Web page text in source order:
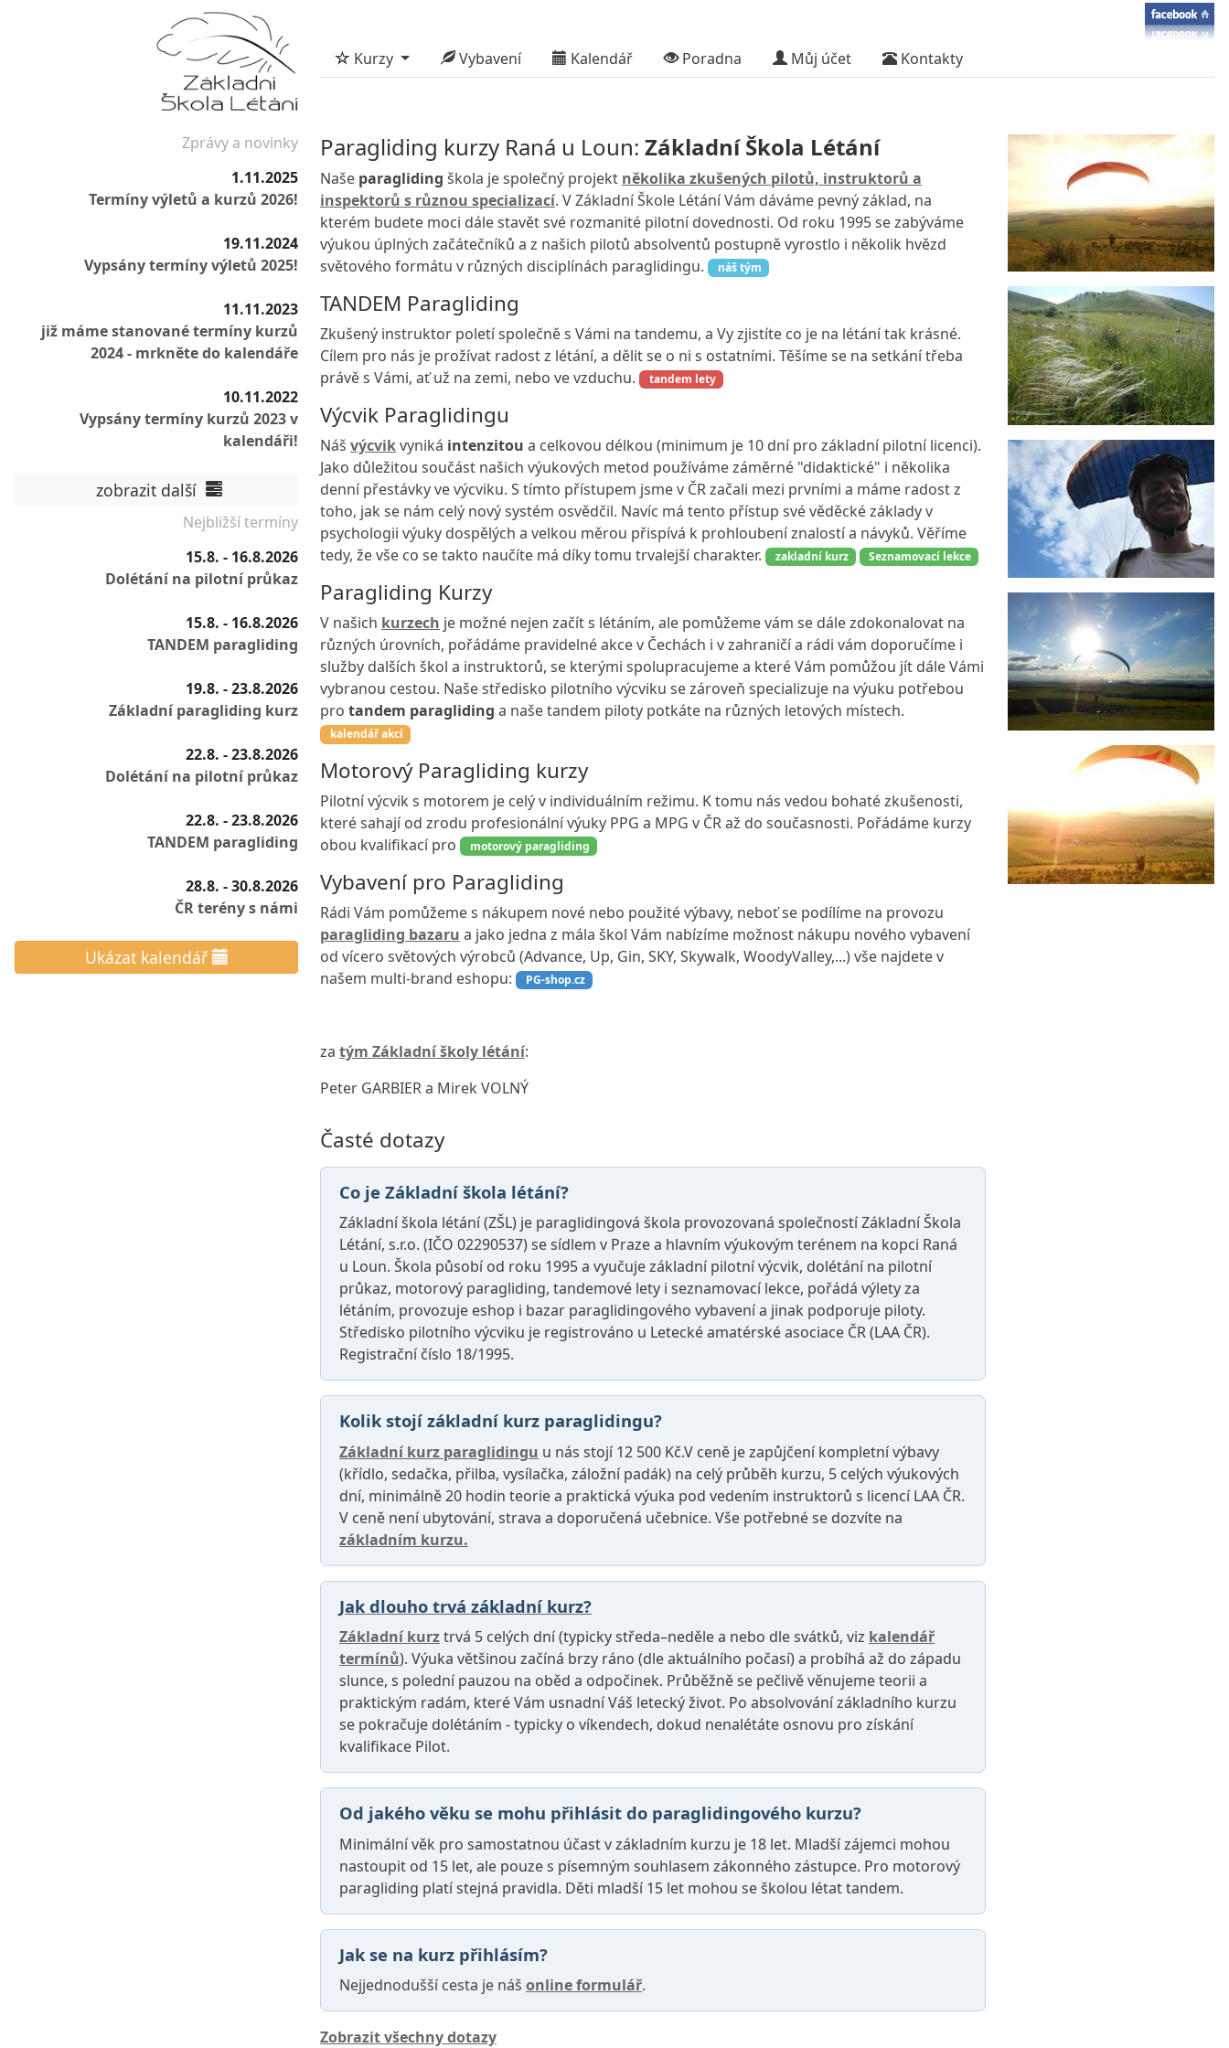
Kurzy Vybavení Kalendář Poradna Můj účet Kontakty
Zprávy a novinky
1.11.2025
Termíny výletů a kurzů 2026!
19.11.2024
Vypsány termíny výletů 2025!
11.11.2023
již máme stanované termíny kurzů
2024 - mrkněte do kalendáře
10.11.2022
Vypsány termíny kurzů 2023 v
kalendáři!
zobrazit další
Nejbližší termíny
15.8. - 16.8.2026
Dolétání na pilotní průkaz
15.8. - 16.8.2026
TANDEM paragliding
19.8. - 23.8.2026
Základní paragliding kurz
22.8. - 23.8.2026
Dolétání na pilotní průkaz
22.8. - 23.8.2026
TANDEM paragliding
28.8. - 30.8.2026
ČR terény s námi
Ukázat kalendář
Paragliding kurzy Raná u Loun: Základní Škola Létání
Naše paragliding škola je společný projekt několika zkušených pilotů, instruktorů a
inspektorů s různou specializací. V Základní Škole Létání Vám dáváme pevný základ, na
kterém budete moci dále stavět své rozmanité pilotní dovednosti. Od roku 1995 se zabýváme
výukou úplných začátečníků a z našich pilotů absolventů postupně vyrostlo i několik hvězd
světového formátu v různých disciplínách paraglidingu.
náš tým
TANDEM Paragliding
Zkušený instruktor poletí společně s Vámi na tandemu, a Vy zjistíte co je na létání tak krásné.
Cílem pro nás je prožívat radost z létání, a dělit se o ni s ostatními. Těšíme se na setkání třeba
právě s Vámi, ať už na zemi, nebo ve vzduchu.
tandem lety
Výcvik Paraglidingu
Náš výcvikvyniká intenzitou a celkovou délkou (minimum je 10 dní pro základní pilotní licenci).
Jako důležitou součást našich výukových metod používáme záměrné "didaktické" i několika
denní přestávky ve výcviku. S tímto přístupem jsme v ČR začali mezi prvními a máme radost z
toho, jak se nám celý nový systém osvědčil. Navíc má tento přístup své věděcké základy v
psychologii výuky dospělých a velkou měrou přispívá k prohloubení znalostí a návyků. Věříme
tedy, že vše co se takto naučíte má díky tomu trvalejší charakter.
zakladní kurz Seznamovací lekce
Paragliding Kurzy
V našich kurzech je možné nejen začít s létáním, ale pomůžeme vám se dále zdokonalovat na
různých úrovních, pořádáme pravidelné akce v Čechách i v zahraničí a rádi vám doporučíme i
služby dalších škol a instruktorů, se kterými spolupracujeme a které Vám pomůžou jít dále Vámi
vybranou cestou. Naše středisko pilotního výcviku se zároveň specializuje na výuku potřebou
pro tandem paragliding a naše tandem piloty potkáte na různých letových místech.
kalendář akcí
Motorový Paragliding kurzy
Pilotní výcvik s motorem je celý v individuálním režimu. K tomu nás vedou bohaté zkušenosti,
které sahají od zrodu profesionální výuky PPG a MPG v ČR až do současnosti. Pořádáme kurzy
obou kvalifikací pro
motorový paragliding
Vybavení pro Paragliding
Rádi Vám pomůžeme s nákupem nové nebo použité výbavy, neboť se podílíme na provozu
paragliding bazaru a jako jedna z mála škol Vám nabízíme možnost nákupu nového vybavení
od vícero světových výrobců (Advance, Up, Gin, SKY, Skywalk, WoodyValley,...) vše najdete v
našem multi-brand eshopu:
PG-shop.cz
za tým Základní školy létání:
Peter GARBIER a Mirek VOLNÝ
Časté dotazy
Co je Základní škola létání?
Základní škola létání (ZŠL) je paraglidingová škola provozovaná společností Základní Škola
Létání, s.r.o. (IČO 02290537) se sídlem v Praze a hlavním výukovým terénem na kopci Raná
u Loun. Škola působí od roku 1995 a vyučuje základní pilotní výcvik, dolétání na pilotní
průkaz, motorový paragliding, tandemové lety i seznamovací lekce, pořádá výlety za
létáním, provozuje eshop i bazar paraglidingového vybavení a jinak podporuje piloty.
Středisko pilotního výcviku je registrováno u Letecké amatérské asociace ČR (LAA ČR).
Registrační číslo 18/1995.
Kolik stojí základní kurz paraglidingu?
Základní kurz paraglidingu u nás stojí 12 500 Kč.V ceně je zapůjčení kompletní výbavy
(křídlo, sedačka, přilba, vysílačka, záložní padák) na celý průběh kurzu, 5 celých výukových
dní, minimálně 20 hodin teorie a praktická výuka pod vedením instruktorů s licencí LAA ČR.
V ceně není ubytování, strava a doporučená učebnice. Vše potřebné se dozvíte na
základním kurzu.
Jak dlouho trvá základní kurz?
Základní kurztrvá 5 celých dní (typicky středa–neděle a nebo dle svátků, viz kalendář
termínů). Výuka většinou začíná brzy ráno (dle aktuálního počasí) a probíhá až do západu
slunce, s polední pauzou na oběd a odpočinek. Průběžně se pečlivě věnujeme teorii a
praktickým radám, které Vám usnadní Váš letecký život. Po absolvování základního kurzu
se pokračuje dolétáním - typicky o víkendech, dokud nenalétáte osnovu pro získání
kvalifikace Pilot.
Od jakého věku se mohu přihlásit do paraglidingového kurzu?
Minimální věk pro samostatnou účast v základním kurzu je 18 let. Mladší zájemci mohou
nastoupit od 15 let, ale pouze s písemným souhlasem zákonného zástupce. Pro motorový
paragliding platí stejná pravidla. Děti mladší 15 let mohou se školou létat tandem.
Jak se na kurz přihlásím?
Nejjednodušší cesta je náš online formulář.
Zobrazit všechny dotazy